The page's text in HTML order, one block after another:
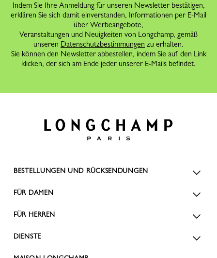
Indem Sie Ihre Anmeldung für unseren Newsletter bestätigen,
erklären Sie sich damit einverstanden, Informationen per E-Mail
über Werbeangebote,
Veranstaltungen und Neuigkeiten von Longchamp, gemäß
unseren Datenschutzbestimmungen zu erhalten.
Sie können den Newsletter abbestellen, indem Sie auf den Link
klicken, der sich am Ende jeder unserer E-Mails befindet.
BESTELLUNGEN UND RÜCKSENDUNGEN
FÜR DAMEN
FÜR HERREN
DIENSTE